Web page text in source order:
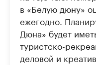
в «Белую дюну»
ежегодно.
Дюна» будет
туристско-
деловой и